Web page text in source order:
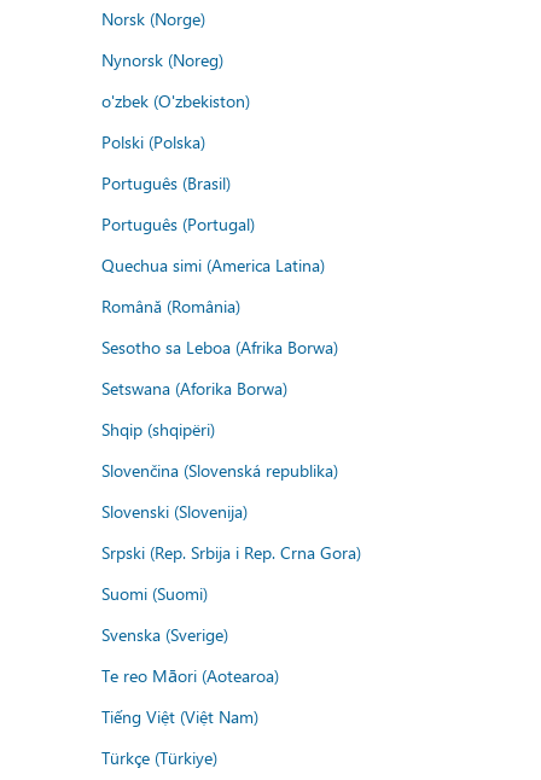
Norsk (Norge)
Nynorsk (Noreg)
o'zbek (O'zbekiston)
Polski (Polska)
Português (Brasil)
Português (Portugal)
Quechua simi (America Latina)
Română (România)
Sesotho sa Leboa (Afrika Borwa)
Setswana (Aforika Borwa)
Shqip (shqipëri)
Slovenčina (Slovenská republika)
Slovenski (Slovenija)
Srpski (Rep. Srbija i Rep. Crna Gora)
Suomi (Suomi)
Svenska (Sverige)
Te reo Māori (Aotearoa)
Tiếng Việt (Việt Nam)
Türkçe (Türkiye)